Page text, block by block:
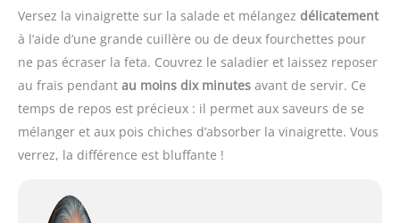
Versez la vinaigrette sur la salade et mélangez délicatement
à l’aide d’une grande cuillère ou de deux fourchettes pour
ne pas écraser la feta. Couvrez le saladier et laissez reposer
au frais pendant au moins dix minutes avant de servir. Ce
temps de repos est précieux : il permet aux saveurs de se
mélanger et aux pois chiches d’absorber la vinaigrette. Vous
verrez, la différence est bluffante !